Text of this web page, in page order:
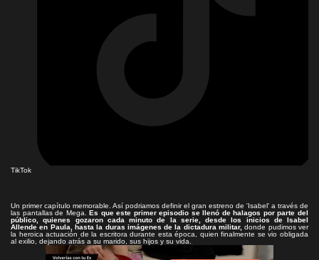
TikTok
Un primer capítulo memorable. Así podriamos definir el gran estreno de 'Isabel' a través de
las pantallas de Mega.Es que este primer episodio se llenó de halagos por parte del
público, quienes gozaron cada minuto de la serie, desde los inicios de Isabel
Allende en Paula, hasta la duras imágenes de la dictadura militar, donde pudimos ver
la heroica actuación de la escritora durante esta época, quien finalmente se vio obligada
al exilio, dejando atrás a su marido, sus hijos y su vida.